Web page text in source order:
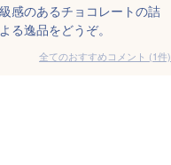
感のあるチョコレートの詰
逸品をどうぞ。
全てのおすすめコメント (1件)